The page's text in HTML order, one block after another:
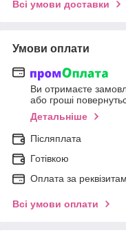
Всі умови доставки
Умови оплати
Ви отримаєте
або гроші
Детальніше
Післяплата
Готівкою
Оплата за
Всі умови оплати